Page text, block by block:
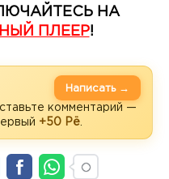
НА
ПЛЕЕР!
комментарий —
+50 Рё
Написать →